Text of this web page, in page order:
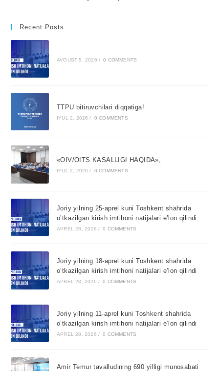
Recent Posts
AVGUST 5, 2026 / 0 COMMENTS
TTPU bitiruvchilari diqqatiga!
IYUL 2, 2026 / 0 COMMENTS
«OIV/OITS KASALLIGI HAQIDA»,
IYUL 2, 2026 / 0 COMMENTS
Joriy yilning 25-aprel kuni Toshkent shahrida
o’tkazilgan kirish imtihoni natijalari e’lon qilindi
APREL 28, 2026 / 0 COMMENTS
Joriy yilning 18-aprel kuni Toshkent shahrida
o’tkazilgan kirish imtihoni natijalari e’lon qilindi
APREL 28, 2026 / 0 COMMENTS
Joriy yilning 11-aprel kuni Toshkent shahrida
o’tkazilgan kirish imtihoni natijalari e’lon qilindi
APREL 28, 2026 / 0 COMMENTS
Amir Temur tavalludining 690 yilligi munosabati